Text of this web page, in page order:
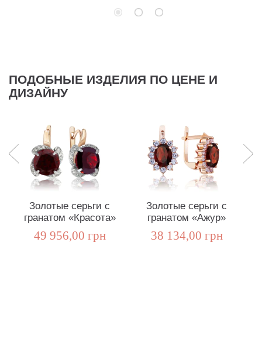
ПОДОБНЫЕ ИЗДЕЛИЯ ПО ЦЕНЕ И
ДИЗАЙНУ
Золотые серьги с
гранатом «Красота»
49 956,00 грн
Золотые серьги с
гранатом «Ажур»
38 134,00 грн